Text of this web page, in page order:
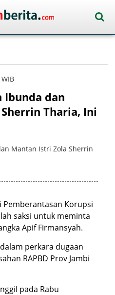
Ibunda dan
Tharia, Ini
Pemberantasan Korupsi
saksi untuk meminta
Apif Firmansyah.
perkara dugaan
RAPBD Prov Jambi
pada Rabu